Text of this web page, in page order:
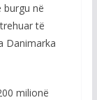
burgu në
të
Danimarka
milionë